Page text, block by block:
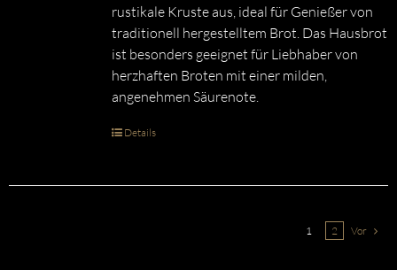
rustikale Kruste aus, ideal für Genießer von
traditionell hergestelltem Brot. Das Hausbrot
ist besonders geeignet für Liebhaber von
herzhaften Broten mit einer milden,
angenehmen Säurenote.
Details
1 2 Vor